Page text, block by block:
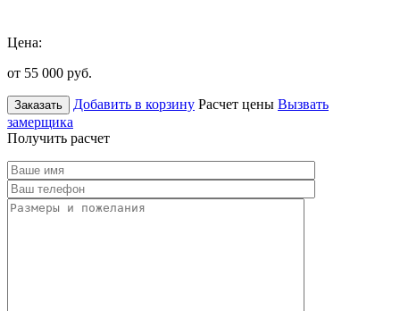
Цена:
от 55 000 руб.
Заказать Добавить в корзину Расчет цены Вызвать
замерщика
Получить расчет